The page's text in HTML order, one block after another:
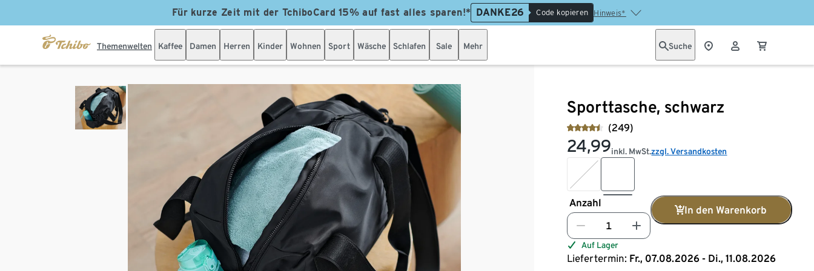
Für kurze Zeit mit der TchiboCard 15% auf fast alles sparen!* DANKE26 Code kopieren Hinweis*
Themenwelten Kaffee Damen Herren Kinder Wohnen Sport Wäsche Schlafen Sale Mehr Suche
Sporttasche, schwarz
(249)
24,99inkl. MwSt.zzgl. Versandkosten
Anzahl
In den Warenkorb
Auf Lager
Liefertermin: Fr., 07.08.2026 - Di., 11.08.2026